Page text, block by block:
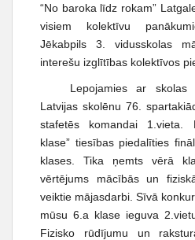
“No baroka līdz rokam”
visiem kolektīvu
Jēkabpils 3. vidusskolas
interešu izglītības kolektīvos
Lepojamies ar skolas
Latvijas skolēnu 76.
stafetēs komandai 1.vieta.
klase” tiesības piedalīties
klases. Tika ņemts vērā
vērtējums mācībās un
veiktie mājasdarbi. Sīvā
mūsu 6.a klase ieguva
Fizisko rūdījumu un